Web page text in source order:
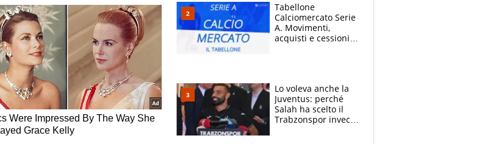
Tabellone
Calciomercato Serie
A. Movimenti,
acquisti e cessioni:
Lo voleva anche la
Juventus: perché
Salah ha scelto il
Trabzonspor invece